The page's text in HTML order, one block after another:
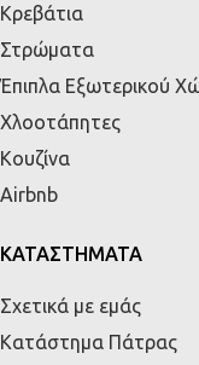
Κρεβάτια
Στρώματα
Έπιπλα Εξωτερικού
Χλοοτάπητες
Κουζίνα
Airbnb
ΚΑΤΑΣΤΗΜΑΤΑ
Σχετικά με εμάς
Κατάστημα Πάτρας